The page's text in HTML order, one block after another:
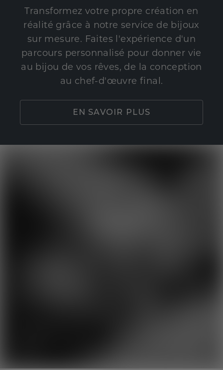
Transformez votre propre création en
réalité grâce à notre service de bijoux
sur mesure. Faites l'expérience d'un
parcours personnalisé pour donner vie
au bijou de vos rêves, de la conception
au chef-d'œuvre final.
EN SAVOIR PLUS